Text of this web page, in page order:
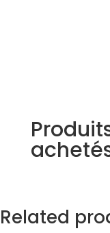
Related